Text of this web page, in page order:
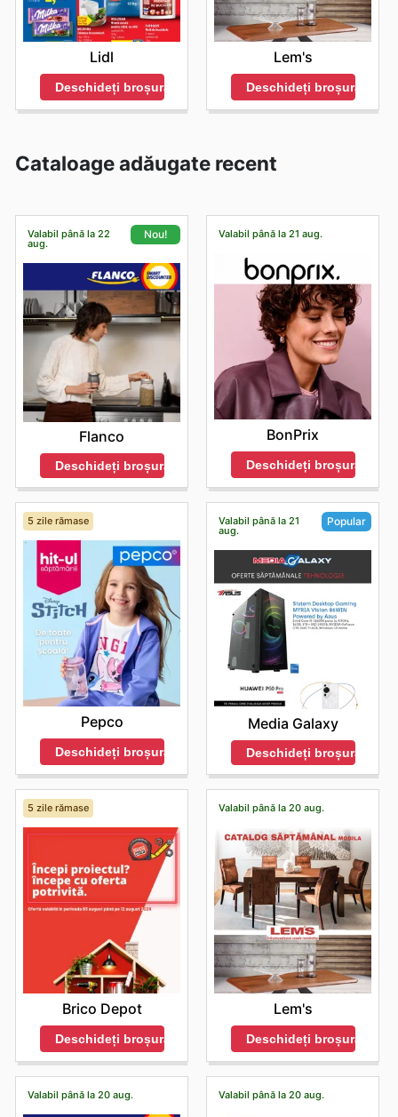
Lidl
Deschideți broșura
Lem's
Deschideți broșura
Cataloage adăugate recent
Valabil până la 22
aug.
Nou!
Flanco
Deschideți broșura
Valabil până la 21 aug.
BonPrix
Deschideți broșura
5 zile rămase
Pepco
Deschideți broșura
Valabil până la 21
aug.
Popular
Media Galaxy
Deschideți broșura
5 zile rămase
Brico Depot
Deschideți broșura
Valabil până la 20 aug.
Lem's
Deschideți broșura
Valabil până la 20 aug. Valabil până la 20 aug.